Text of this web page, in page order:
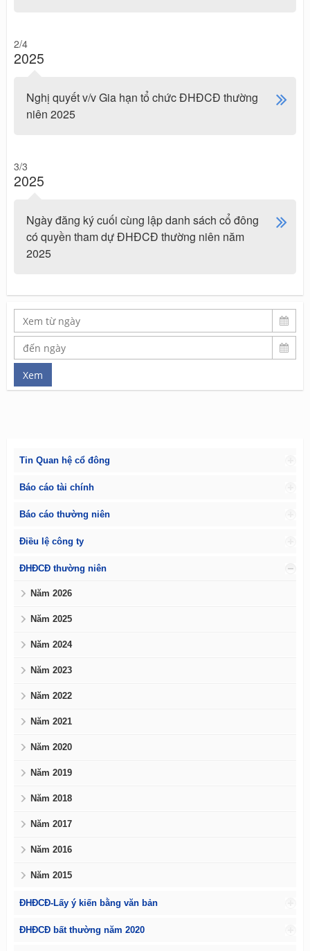
2/4
2025
Nghị quyết v/v Gia hạn tổ chức ĐHĐCĐ thường
niên 2025
3/3
2025
Ngày đăng ký cuối cùng lập danh sách cổ đông
có quyền tham dự ĐHĐCĐ thường niên năm
2025
Tin Quan hệ cổ đông
Báo cáo tài chính
Báo cáo thường niên
Điều lệ công ty
ĐHĐCĐ thường niên
Năm 2026
Năm 2025
Năm 2024
Năm 2023
Năm 2022
Năm 2021
Năm 2020
Năm 2019
Năm 2018
Năm 2017
Năm 2016
Năm 2015
ĐHĐCĐ-Lấy ý kiến bằng văn bản
ĐHĐCĐ bất thường năm 2020